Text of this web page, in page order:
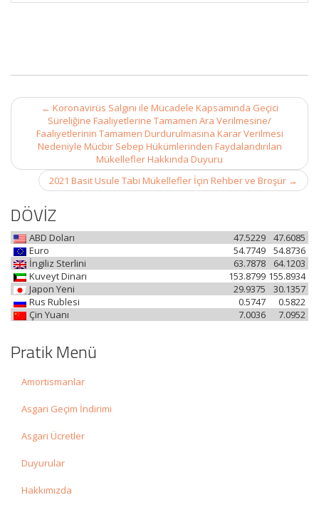
Post
navigation
← Koronavirüs Salgını ile Mücadele Kapsamında Geçici
Süreliğine Faaliyetlerine Tamamen Ara Verilmesine/
Faaliyetlerinin Tamamen Durdurulmasına Karar Verilmesi
Nedeniyle Mücbir Sebep Hükümlerinden Faydalandırılan
Mükellefler Hakkında Duyuru
2021 Basit Usule Tabi Mükellefler İçin Rehber ve Broşür →
DÖVİZ
ABD Doları 47.6085
47.5229
Euro
54.8736
54.7749
İngiliz Sterlini
64.1203
63.7878
Kuveyt Dinarı
155.8934
153.8799
Japon Yeni
30.1357
29.9375
Rus Rublesi
0.5822
0.5747
Çin Yuanı
7.0952
7.0036
Pratik Menü
Amortismanlar
Asgari Geçim İndirimi
Asgari Ücretler
Duyurular
Hakkımızda